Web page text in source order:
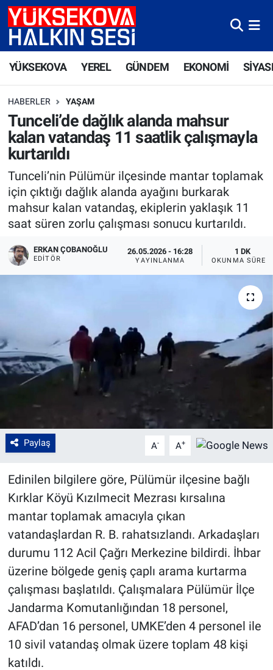
YÜKSEKOVA YEREL GÜNDEM EKONOMİ
HABERLER YAŞAM
Tunceli’de dağlık alanda mahsur
kalan vatandaş 11 saatlik çalışmayla
kurtarıldı
Tunceli’nin Pülümür ilçesinde mantar toplamak
için çıktığı dağlık alanda ayağını burkarak
mahsur kalan vatandaş, ekiplerin yaklaşık 11
saat süren zorlu çalışması sonucu kurtarıldı.
ERKAN ÇOBANOĞLU
EDITÖR
26.05.2026 - 16:28
YAYINLANMA
1 DK
OKUNMA SÜRESI
Paylaş A- A+
Edinilen bilgilere göre, Pülümür ilçesine bağlı
Kırklar Köyü Kızılmecit Mezrası kırsalına
mantar toplamak amacıyla çıkan
vatandaşlardan R. B. rahatsızlandı. Arkadaşları
durumu 112 Acil Çağrı Merkezine bildirdi. İhbar
üzerine bölgede geniş çaplı arama kurtarma
çalışması başlatıldı. Çalışmalara Pülümür İlçe
Jandarma Komutanlığından 18 personel,
AFAD’dan 16 personel, UMKE’den 4 personel ile
10 sivil vatandaş olmak üzere toplam 48 kişi
katıldı.
Yüksekova Nöbetçi Eczaneler
Yüksekova Trafik Yoğunluk Haritası
Süper Lig Puan Durumu ve Fikstür
Tüm Manşetler
Son Dakika Haberleri